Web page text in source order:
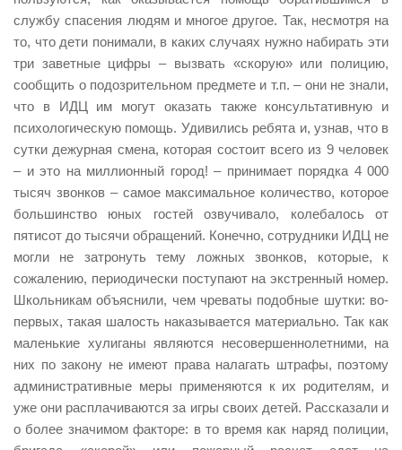
службу спасения людям и многое другое. Так, несмотря на
то, что дети понимали, в каких случаях нужно набирать эти
три заветные цифры – вызвать «скорую» или полицию,
сообщить о подозрительном предмете и т.п. – они не знали,
что в ИДЦ им могут оказать также консультативную и
психологическую помощь. Удивились ребята и, узнав, что в
сутки дежурная смена, которая состоит всего из 9 человек
– и это на миллионный город! – принимает порядка 4 000
тысяч звонков – самое максимальное количество, которое
большинство юных гостей озвучивало, колебалось от
пятисот до тысячи обращений. Конечно, сотрудники ИДЦ не
могли не затронуть тему ложных звонков, которые, к
сожалению, периодически поступают на экстренный номер.
Школьникам объяснили, чем чреваты подобные шутки: во-
первых, такая шалость наказывается материально. Так как
маленькие хулиганы являются несовершеннолетними, на
них по закону не имеют права налагать штрафы, поэтому
административные меры применяются к их родителям, и
уже они расплачиваются за игры своих детей. Рассказали и
о более значимом факторе: в то время как наряд полиции,